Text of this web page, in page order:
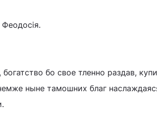
бо свое тленно раздав,
ныне тамошних благ